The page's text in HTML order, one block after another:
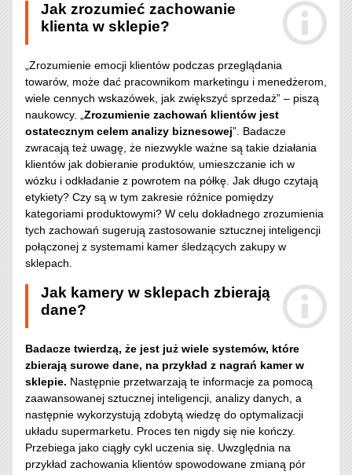
Jak zrozumieć zachowanie
klienta w sklepie?
„Zrozumienie emocji klientów podczas przeglądania
towarów, może dać pracownikom marketingu i menedżerom,
wiele cennych wskazówek, jak zwiększyć sprzedaż” – piszą
naukowcy. „Zrozumienie zachowań klientów jest
ostatecznym celem analizy biznesowej”. Badacze
zwracają też uwagę, że niezwykle ważne są takie działania
klientów jak dobieranie produktów, umieszczanie ich w
wózku i odkładanie z powrotem na półkę. Jak długo czytają
etykiety? Czy są w tym zakresie różnice pomiędzy
kategoriami produktowymi? W celu dokładnego zrozumienia
tych zachowań sugerują zastosowanie sztucznej inteligencji
połączonej z systemami kamer śledzących zakupy w
sklepach.
Jak kamery w sklepach zbierają
dane?
Badacze twierdzą, że jest już wiele systemów, które
zbierają surowe dane, na przykład z nagrań kamer w
sklepie. Następnie przetwarzają te informacje za pomocą
zaawansowanej sztucznej inteligencji, analizy danych, a
następnie wykorzystują zdobytą wiedzę do optymalizacji
układu supermarketu. Proces ten nigdy się nie kończy.
Przebiega jako ciągły cykl uczenia się. Uwzględnia na
przykład zachowania klientów spowodowane zmianą pór